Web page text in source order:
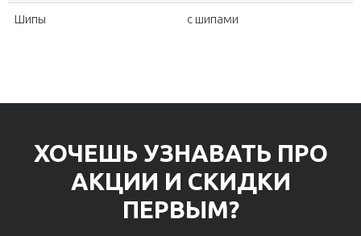
Шипы с шипами
ХОЧЕШЬ УЗНАВАТЬ ПРО
АКЦИИ И СКИДКИ
ПЕРВЫМ?